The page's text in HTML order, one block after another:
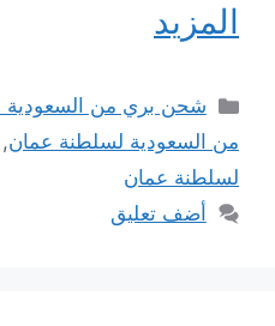
التصنيفات
شحن بري من السعودية الي
السعودية لسلطنة عمان ,نقل
عمان
أضف تعليق